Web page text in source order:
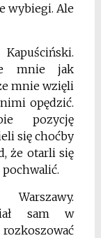
wybiegi. Ale
mnie jak
mnie wzięli
opędzić.
pozycję
się choćby
że otarli się
sam w